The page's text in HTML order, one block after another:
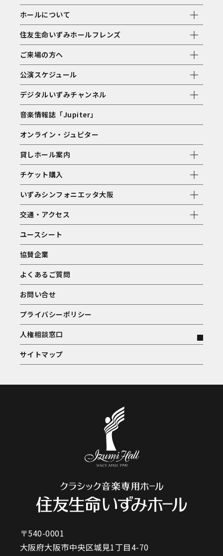
ホールについて
住友生命いずみホールフレンズ
ご来場の方へ
公演スケジュール
デジタルいずみチャンネル
音楽情報誌「Jupiter」
オンライン・ジュピター
貸しホール案内
チケット購入
いずみシンフォニエッタ大阪
交通・アクセス
ユースシート
協賛企業
よくあるご質問
お問い合せ
プライバシーポリシー
人権相談窓口
サイトマップ
〒540-0001
大阪府大阪市中央区城見1丁目4-70